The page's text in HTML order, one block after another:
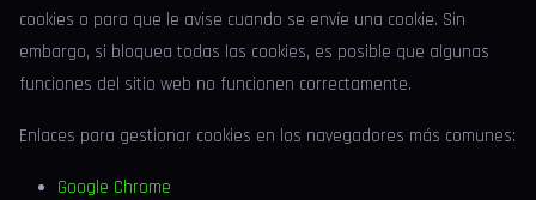
cookies o para que le avise cuando se envíe una cookie. Sin
embargo, si bloquea todas las cookies, es posible que algunas
funciones del sitio web no funcionen correctamente.
Enlaces para gestionar cookies en los navegadores más comunes:
Google Chrome